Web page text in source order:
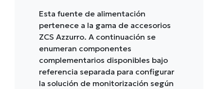
Esta fuente de alimentación
pertenece a la gama de accesorios
ZCS Azzurro. A continuación se
enumeran componentes
complementarios disponibles bajo
referencia separada para configurar
la solución de monitorización según